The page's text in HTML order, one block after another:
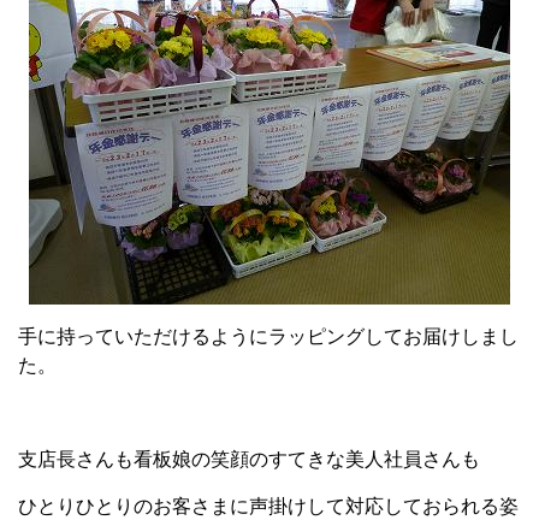
手に持っていただけるようにラッピングしてお届けしまし
た。
支店長さんも看板娘の笑顔のすてきな美人社員さんも
ひとりひとりのお客さまに声掛けして対応しておられる姿